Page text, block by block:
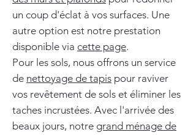
un coup d'éclat à vos surfaces. Une
autre option est notre prestation
disponible via cette page.
Pour les sols, nous offrons un service
de nettoyage de tapis pour raviver
vos revêtement de sols et éliminer les
taches incrustées. Avec l'arrivée des
beaux jours, notre grand ménage de